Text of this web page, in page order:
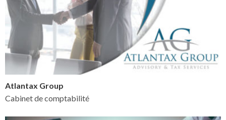
Atlantax Group
Cabinet de comptabilité